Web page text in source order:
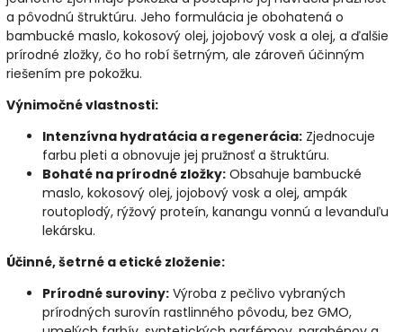
a pôvodnú štruktúru. Jeho formulácia je obohatená o
bambucké maslo, kokosový olej, jojobový vosk a olej, a ďalšie
prírodné zložky, čo ho robí šetrným, ale zároveň účinným
riešením pre pokožku.
Výnimočné vlastnosti:
Intenzívna hydratácia a regenerácia: Zjednocuje
farbu pleti a obnovuje jej pružnosť a štruktúru.
Bohaté na prírodné zložky: Obsahuje bambucké
maslo, kokosový olej, jojobový vosk a olej, ampák
routoplodý, rýžový proteín, kanangu vonnú a levanduľu
lekársku.
Účinné, šetrné a etické zloženie:
Prírodné suroviny: Výroba z pečlivo vybraných
prírodných surovín rastlinného pôvodu, bez GMO,